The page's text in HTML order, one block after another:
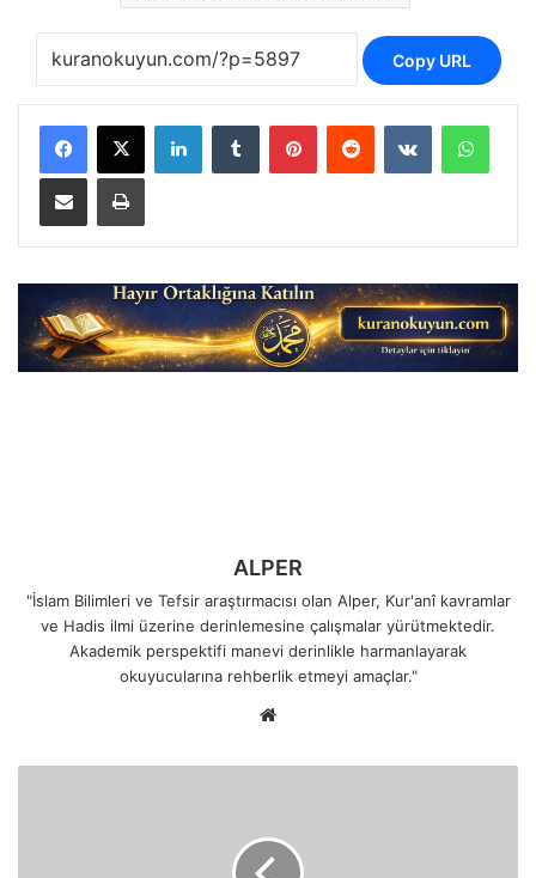
Copy URL
LinkedInTumblr PinterestReddit VKontakte
E-Posta ile paylaş Yazdır
ALPER
"İslam Bilimleri ve Tefsir araştırmacısı olan Alper, Kur'anî kavramlar
ve Hadis ilmi üzerine derinlemesine çalışmalar yürütmektedir.
Akademik perspektifi manevi derinlikle harmanlayarak
okuyucularına rehberlik etmeyi amaçlar."